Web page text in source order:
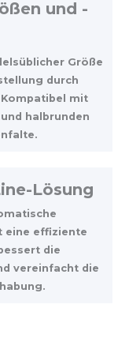
und -
Größe
durch
mit
halbrunden
Lösung
eine effiziente
die
vereinfacht die